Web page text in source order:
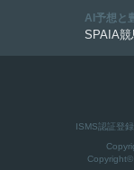
AI予想と
SPAIA競
ISMS認証登
Copyright©